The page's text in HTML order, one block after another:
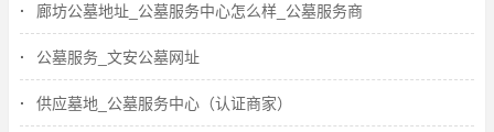
廊坊公墓地址_公墓服务中心怎么样_公墓服务商
公墓服务_文安公墓网址
供应墓地_公墓服务中心（认证商家）